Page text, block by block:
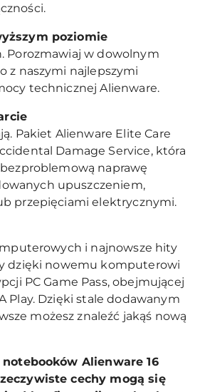
poziomie
Porozmawiaj w dowolnym
z naszymi najlepszymi
technicznej Alienware.
Pakiet Alienware Elite Care
Damage Service, która
naprawę
upuszczeniem,
przepięciami elektrycznymi.
i najnowsze hity
dzięki nowemu komputerowi
PC Game Pass, obejmującej
Play. Dzięki stale dodawanym
możesz znaleźć jakąś nową
Alienware 16
cechy mogą się